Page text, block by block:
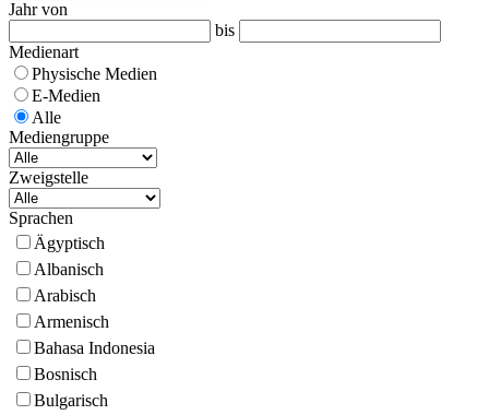
Jahr von
bis
Medienart
Physische Medien
E-Medien
Alle
Mediengruppe
Zweigstelle
Sprachen
Ägyptisch
Albanisch
Arabisch
Armenisch
Bahasa Indonesia
Bosnisch
Bulgarisch